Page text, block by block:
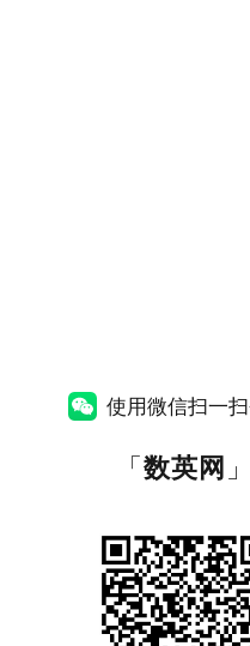
使用微信扫一
「数英网 」